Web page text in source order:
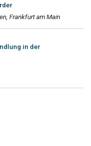
Frankfurt am Main
in der